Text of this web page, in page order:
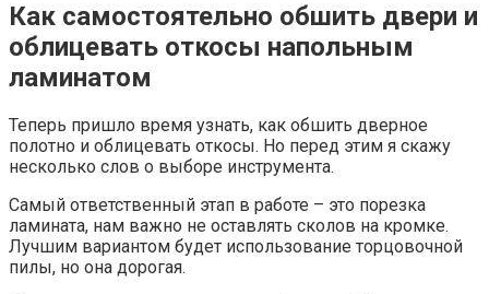
Как самостоятельно обшить двери и
облицевать откосы напольным
ламинатом
Теперь пришло время узнать, как обшить дверное
полотно и облицевать откосы. Но перед этим я скажу
несколько слов о выборе инструмента.
Самый ответственный этап в работе – это порезка
ламината, нам важно не оставлять сколов на кромке.
Лучшим вариантом будет использование торцовочной
пилы, но она дорогая.